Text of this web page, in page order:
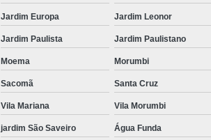
Salgadinhos
Salgadinhos
Salgadinhos Vegetarianos
Salgado para Festa
Salgado para Festa de
Salgado para Festa de
Jardim Europa Jardim Leonor
Jardim Paulista Jardim Paulistano
Moema Morumbi
Sacomã Santa Cruz
Vila Mariana Vila Morumbi
jardim São Saveiro
Água Funda